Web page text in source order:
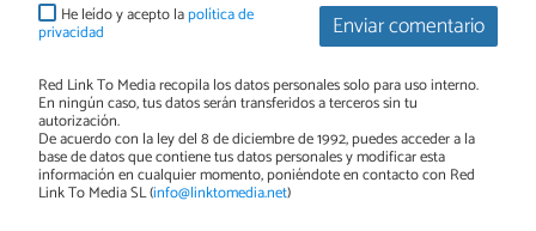
Enviar comentario
He leído y acepto lapolítica de
privacidad
Red Link To Media recopila los datos personales solo para uso interno.
En ningún caso, tus datos serán transferidos a terceros sin tu
autorización.
De acuerdo con la ley del 8 de diciembre de 1992, puedes acceder a la
base de datos que contiene tus datos personales y modificar esta
información en cualquier momento, poniéndote en contacto con Red
Link To Media SL (info@linktomedia.net)